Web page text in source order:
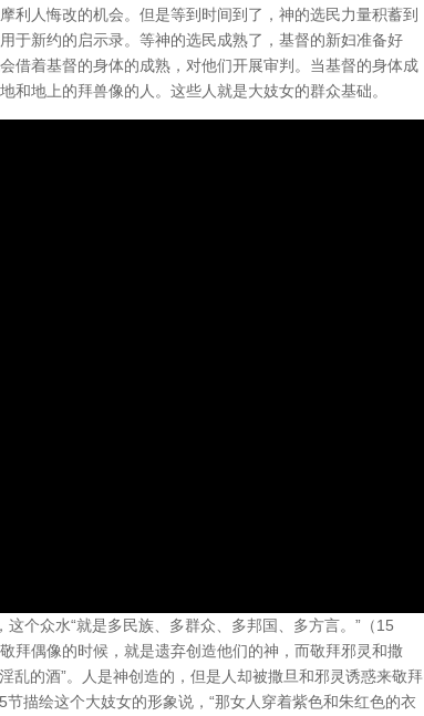
利人悔改的机会。但是等到时间到了，神的选民力量积蓄到
于新约的启示录。等神的选民成熟了，基督的新妇准备好
借着基督的身体的成熟，对他们开展审判。当基督的身体成
地上的拜兽像的人。这些人就是大妓女的群众基础。
个众水“就是多民族、多群众、多邦国、多方言。”（15
拜偶像的时候，就是遗弃创造他们的神，而敬拜邪灵和撒
乱的酒”。人是神创造的，但是人却被撒旦和邪灵诱惑来敬拜
描绘这个大妓女的形象说，“那女人穿着紫色和朱红色的衣